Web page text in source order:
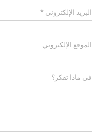
البريد الإلكتروني *
الموقع الإلكتروني
في ماذا تفكر؟